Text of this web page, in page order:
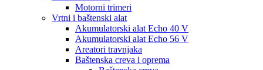
Motorni trimeri
Vrtni i baštenski alat
Akumulatorski alat Echo 40 V
Akumulatorski alat Echo 56 V
Areatori travnjaka
Baštenska creva i oprema